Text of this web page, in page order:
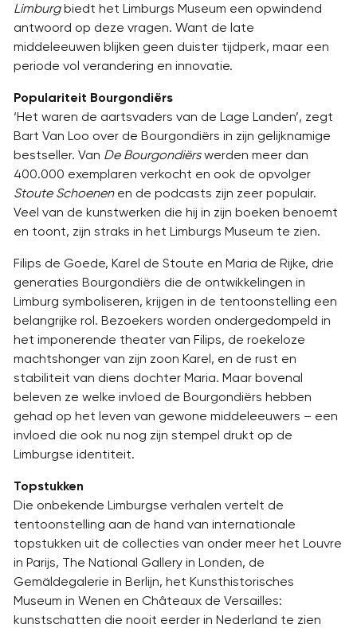
Limburgbiedt het Limburgs Museum een opwindend
antwoord op deze vragen. Want de late
middeleeuwen blijken geen duister tijdperk, maar een
periode vol verandering en innovatie.
Populariteit Bourgondiërs
‘Het waren de aartsvaders van de Lage Landen’, zegt
Bart Van Loo over de Bourgondiërs in zijn gelijknamige
bestseller. Van De Bourgondiërswerden meer dan
400.000 exemplaren verkocht en ook de opvolger
Stoute Schoenenen de podcasts zijn zeer populair.
Veel van de kunstwerken die hij in zijn boeken benoemt
en toont, zijn straks in het Limburgs Museum te zien.
Filips de Goede, Karel de Stoute en Maria de Rijke, drie
generaties Bourgondiërs die de ontwikkelingen in
Limburg symboliseren, krijgen in de tentoonstelling een
belangrijke rol. Bezoekers worden ondergedompeld in
het imponerende theater van Filips, de roekeloze
machtshonger van zijn zoon Karel, en de rust en
stabiliteit van diens dochter Maria. Maar bovenal
beleven ze welke invloed de Bourgondiërs hebben
gehad op het leven van gewone middeleeuwers – een
invloed die ook nu nog zijn stempel drukt op de
Limburgse identiteit.
Topstukken
Die onbekende Limburgse verhalen vertelt de
tentoonstelling aan de hand van internationale
topstukken uit de collecties van onder meer het Louvre
in Parijs, The National Gallery in Londen, de
Gemäldegalerie in Berlijn, het Kunsthistorisches
Museum in Wenen en Châteaux de Versailles:
kunstschatten die nooit eerder in Nederland te zien